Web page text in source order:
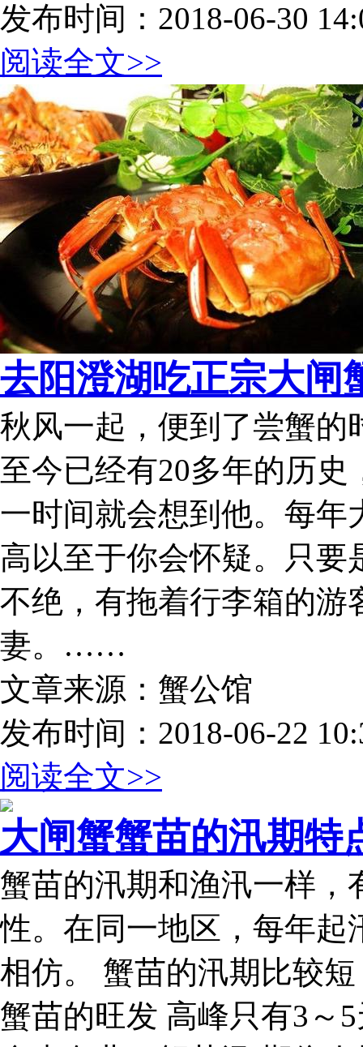
发布时间：2018-06-30
阅读全文>>
去阳澄湖吃正宗大闸
秋风一起，便到了尝蟹的
至今已经有20多年的历
一时间就会想到他。每年
高以至于你会怀疑。只要
不绝，有拖着行李箱的游
妻。……
文章来源：蟹公馆
发布时间：2018-06-22
阅读全文>>
大闸蟹蟹苗的汛期特
蟹苗的汛期和渔汛一样，
性。在同一地区，每年起
相仿。 蟹苗的汛期比较
蟹苗的旺发 高峰只有3～